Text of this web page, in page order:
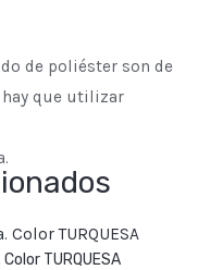
de poliéster son de
hay que utilizar
TURQUESA